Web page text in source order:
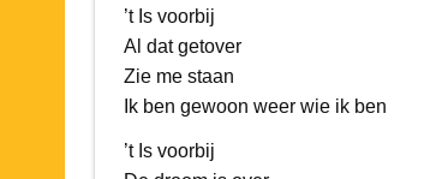
’t Is voorbij
Al dat getover
Zie me staan
Ik ben gewoon weer wie ik ben
’t Is voorbij